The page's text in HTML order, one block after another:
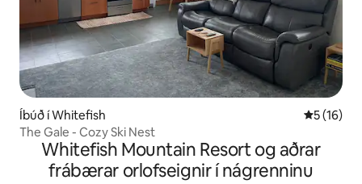
Íbúð í Whitefish 5 af 5 í
5 (16)
The Gale - Cozy Ski Nest
Whitefish Mountain Resort og aðrar
frábærar orlofseignir í nágrenninu